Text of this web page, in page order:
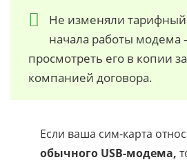
Не изменяли
начала работы модема
просмотреть его в копии
компанией договора.
Если ваша сим-карта
обычного USB-модема,